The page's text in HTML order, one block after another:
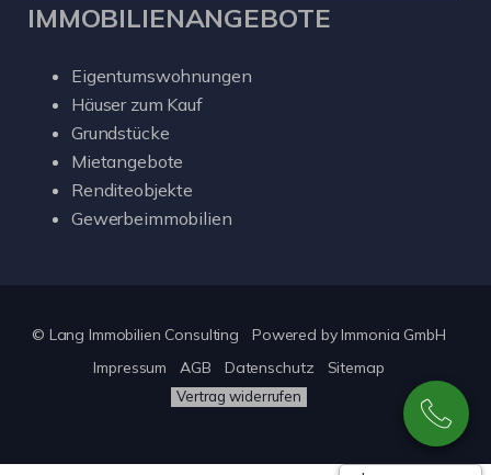
IMMOBILIENANGEBOTE
Eigentumswohnungen
Häuser zum Kauf
Grundstücke
Mietangebote
Renditeobjekte
Gewerbeimmobilien
© Lang Immobilien Consulting Powered byImmonia GmbH
Impressum
AGB Datenschutz Sitemap
Vertrag widerrufen